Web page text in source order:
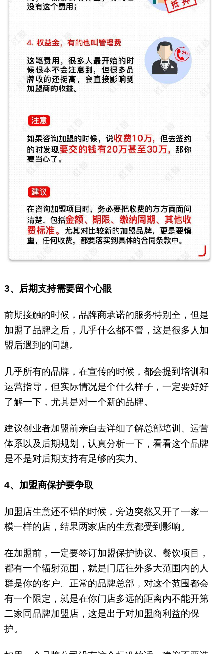
3、后期支持需要留个心眼
前期接触的时候，品牌商承诺的服务特别全，但是
加盟了品牌之后，几乎什么都不管，这是很多人加
盟后遇到的问题。
几乎所有的品牌，在宣传的时候，都会提到培训和
运营指导，但实际情况是个什么样子，一定要好好
了解一下，尤其是对一个新的品牌。
建议创业者加盟前亲自去详细了解总部培训、运营
体系以及后期规划，认真分析一下，看看这个品牌
是不是对后期支持有足够的实力。
4、加盟商保护要争取
加盟店生意还不错的时候，旁边突然又开了一家一
模一样的店，结果两家店的生意都受到影响。
在加盟前，一定要签订加盟保护协议。餐饮项目，
都有一个辐射范围，就是门店往外多大范围内的人
群是你的客户。正常的品牌总部，对这个范围都会
有一个限定，就是在你门店多远的距离内不能开第
二家同品牌加盟店，这是出于对加盟商利益的保
护。